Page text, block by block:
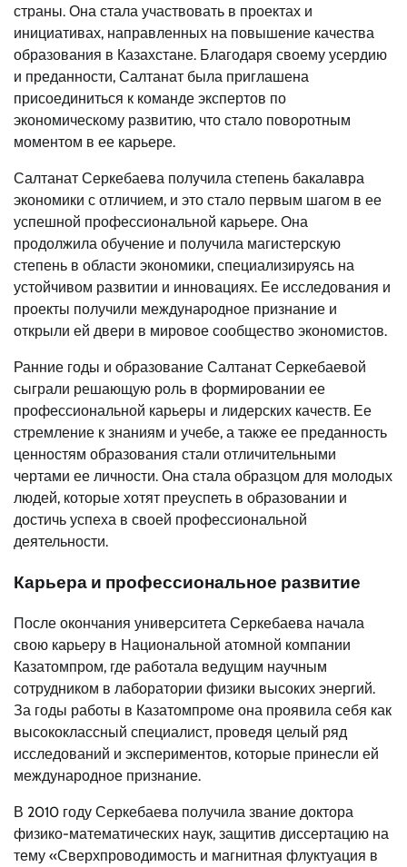
страны. Она стала участвовать в проектах и
инициативах, направленных на повышение качества
образования в Казахстане. Благодаря своему усердию
и преданности, Салтанат была приглашена
присоединиться к команде экспертов по
экономическому развитию, что стало поворотным
моментом в ее карьере.
Салтанат Серкебаева получила степень бакалавра
экономики с отличием, и это стало первым шагом в ее
успешной профессиональной карьере. Она
продолжила обучение и получила магистерскую
степень в области экономики, специализируясь на
устойчивом развитии и инновациях. Ее исследования и
проекты получили международное признание и
открыли ей двери в мировое сообщество экономистов.
Ранние годы и образование Салтанат Серкебаевой
сыграли решающую роль в формировании ее
профессиональной карьеры и лидерских качеств. Ее
стремление к знаниям и учебе, а также ее преданность
ценностям образования стали отличительными
чертами ее личности. Она стала образцом для молодых
людей, которые хотят преуспеть в образовании и
достичь успеха в своей профессиональной
деятельности.
Карьера и профессиональное развитие
После окончания университета Серкебаева начала
свою карьеру в Национальной атомной компании
Казатомпром, где работала ведущим научным
сотрудником в лаборатории физики высоких энергий.
За годы работы в Казатомпроме она проявила себя как
высококлассный специалист, проведя целый ряд
исследований и экспериментов, которые принесли ей
международное признание.
В 2010 году Серкебаева получила звание доктора
физико-математических наук, защитив диссертацию на
тему «Сверхпроводимость и магнитная флуктуация в